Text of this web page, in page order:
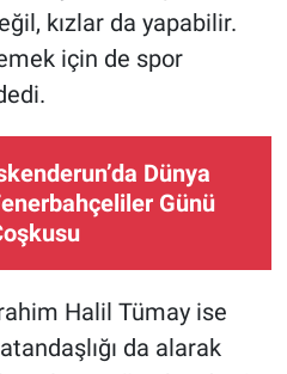
kızlar da yapabilir.
için de spor
Dünya
Günü
Halil Tümay ise
da alarak